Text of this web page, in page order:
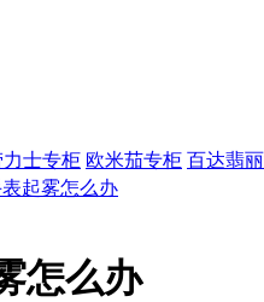
力士专柜 欧米茄专柜 百达翡
起雾怎么办
怎么办